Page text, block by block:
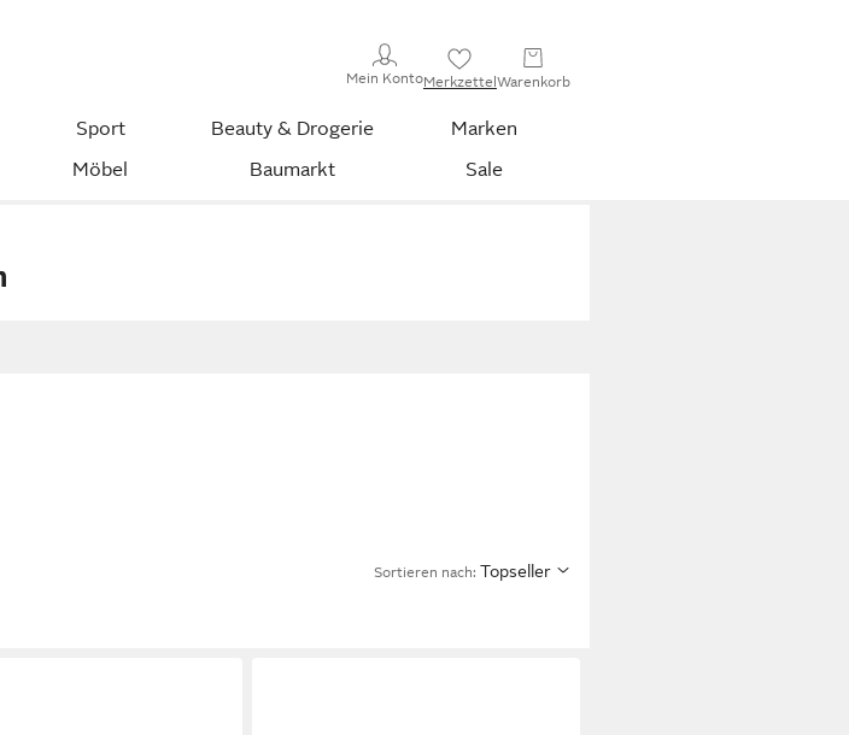
Mein KontoMerkzettelWarenkorb
Sport Beauty & Drogerie
Marken
Möbel Baumarkt Sale
Sortieren nach: Topseller